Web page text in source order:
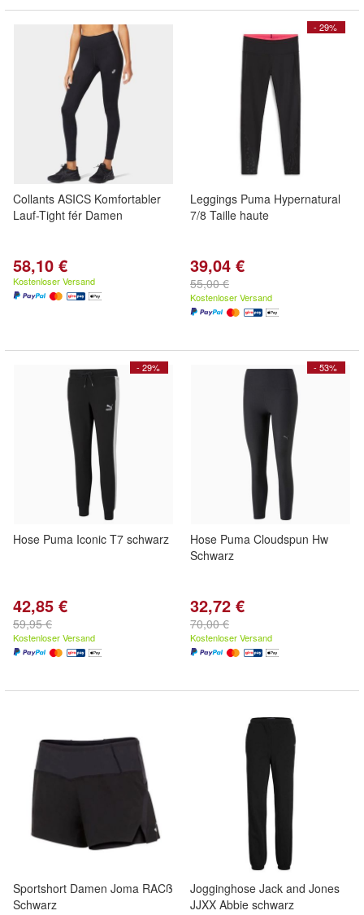
Collants ASICS Komfortabler
Lauf-Tight fér Damen
58,10 €
Kostenloser Versand
- 29%
Leggings Puma Hypernatural
7/8 Taille haute
39,04 €
55,00 €
Kostenloser Versand
- 29%
Hose Puma Iconic T7 schwarz
42,85 €
59,95 €
Kostenloser Versand
- 53%
Hose Puma Cloudspun Hw
Schwarz
32,72 €
70,00 €
Kostenloser Versand
Sportshort Damen Joma RACß
Schwarz
Jogginghose Jack and Jones
JJXX Abbie schwarz